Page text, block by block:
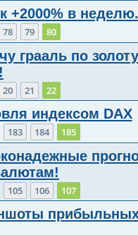
+2000% в неделю.
78 79 80
грааль по
20 21 22
индексом DAX
183 184 185
105 106 107